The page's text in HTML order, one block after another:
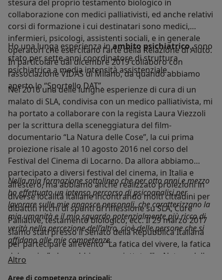
stesura del proprio testamento biologico in
collaborazione con medici palliativisti, ed anche relativi
corsi di formazione i cui destinatari sono medici,
infermieri, psicologi, assistenti sociali, e in generale
operatori che esercitano l'arte della Relazione di Aiuto.
In particolare dal dicembre 2019 collaboro con
l’associazione VIDAS di Milano, da quando abbiamo
aperto lo “Sportello DAT”.
Ho una lunga esperienza inambito psichiatrico, sono
stato per sette anni coordinatore di struttura
psichiatrica a media intensità assistenziale.
Nel 2016 una delle lunghe esperienze di cura di un
malato di SLA, condivisa con un medico palliativista, mi
ha portato a collaborare con la regista Laura Viezzoli
per la scrittura della sceneggiatura del film-
documentario “La Natura delle Cose”, la cui prima
proiezione risale al 10 agosto 2016 nel corso del
Festival del Cinema di Locarno. Da allora abbiamo
partecipato a diversi festival del cinema, in Italia e
all’estero, ma abbiamo anche realizzato proiezioni in
diverse località italiane incontrando molti cittadini per
dibattiti ricchi di spunti di riflessione su SLA, Cure
Palliative, testamento biologico, ecc. Il 29 marzo 2017
siamo stati presso il Senato della Repubblica Italiana
per partecipare all’evento “La fatica del vivere, la fatica
del morire”, dove abbiamo proiettato “La Natura delle
Nella mia formazione sottolineo che per otto anni e mezzo
ho effettuato un intenso percorso di psicoanalisi per
lavorare sulle mie angosce personali, che caratterizzano la
mia umanità e il mio sguardo potenzialmente più ricco di
verità nella percezione dell’altro, cioè delle persone che si
affidano alle mie competenze.
Altro
Aree di competenza principali: